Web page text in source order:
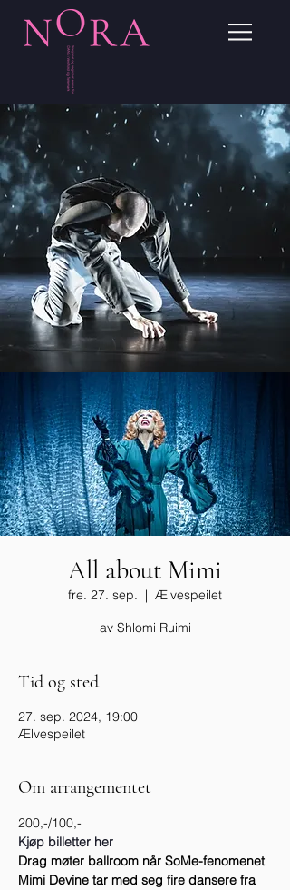
All about Mimi
fre. 27. sep.
  |
Ælvespeilet
av Shlomi Ruimi
Tid og sted
27. sep. 2024, 19:00
Ælvespeilet
Om arrangementet
200,-/100,-
Kjøp billetter her
Drag møter ballroom når SoMe-fenomenet
Mimi Devine tar med seg fire dansere fra